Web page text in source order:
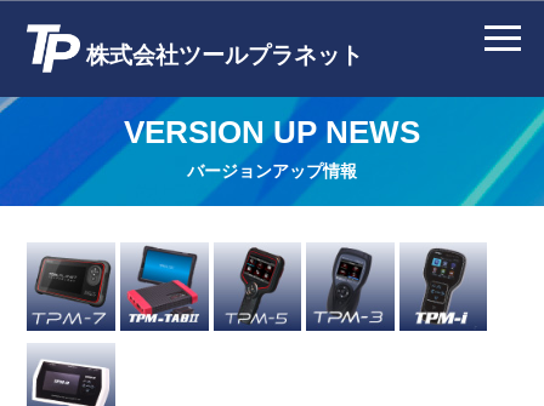
株式会社ツールプラネット
VERSION UP NEWS
バージョンアップ情報